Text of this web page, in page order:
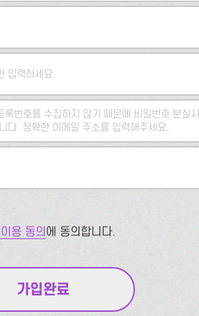
입력하세요.
록번호를 수집하지 않기 때문에 비밀번호 분실
다. 정확한 이메일 주소를 입력해주세요.
용 동의에 동의합니다.